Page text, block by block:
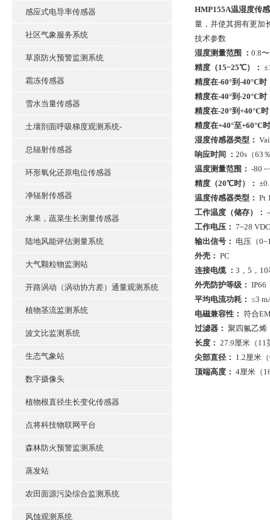
感应式电导率传感器
社区气象服务系统
草原防火预警监测系统
霜冻传感器
雪水当量传感器
土壤剖面呼吸梯度观测系统-
总辐射传感器
环形氧化还原电位传感器
净辐射传感器
水果，蔬菜生长测量传感器
陆地风能评估测量系统
大气颗粒物监测站
开路涡动（涡动协方差）通量观测系统
植物茎流监测系统
波文比监测系统
生态气象站
数字摄像头
植物根直径生长变化传感器
点将科技物联网平台
森林防火预警监测系统
蒸发站
农田面源污染综合监测系统
风蚀观测系统
HMP155A温湿度传
量，并使其拥有更加
技术参数
湿度测量范围 ： 0.8
精度（15~25℃）：
精度在-60°到-40°C时
精度在-40°到-20°C时
精度在-20°到+40°C
精度在+40°至+60°C
湿度传感器类型：
响应时间 ： 20s（63
温度测量范围： -80
精度（20℃时）：
温度传感器类型： Pt
工作温度（储存）：
工作电压： 7~28 VDC
输出信号： 电压（
外壳： PC
连接电缆 ： 3，5，
外壳防护等级： IP66
平均电流功耗： ≤3
电磁兼容性： 符合
过滤器： 聚四氟乙烯
长度： 27.9厘米（11
尖部直径： 1.2厘米
顶端高度： 4厘米（